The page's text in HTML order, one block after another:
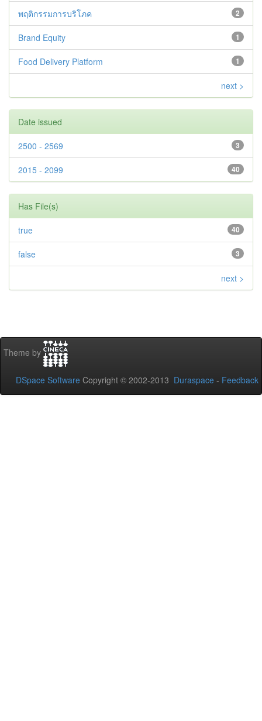
2
พฤติกรรมการบริโภค
1
Brand Equity
1
Food Delivery Platform
next >
Date issued
3
2500 - 2569
40
2015 - 2099
Has File(s)
40
true
3
false
next >
Theme by
DSpace Software Copyright © 2002-2013 Duraspace - Feedback